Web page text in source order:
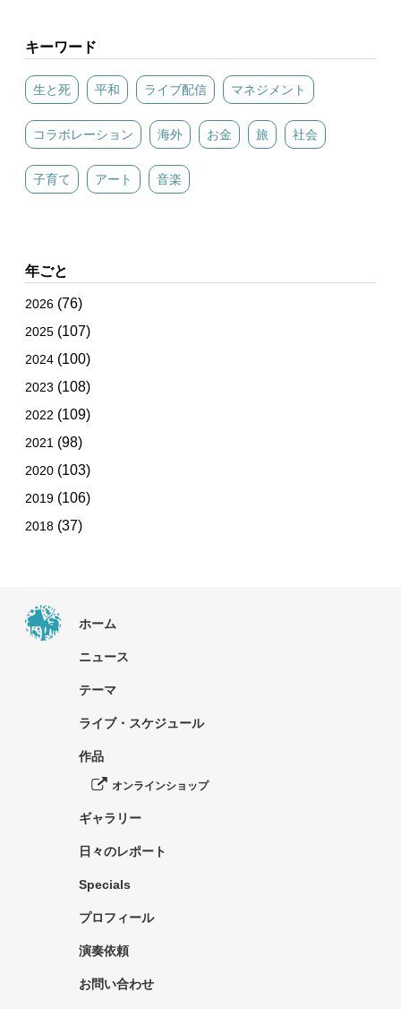
キーワード
生と死 平和 ライブ配信 マネジメント
コラボレーション 海外 お金 旅 社会
子育て アート 音楽
年ごと
2026 (76)
2025 (107)
2024 (100)
2023 (108)
2022 (109)
2021 (98)
2020 (103)
2019 (106)
2018 (37)
ホーム
ニュース
テーマ
ライブ・スケジュール
作品
オンラインショップ
ギャラリー
日々のレポート
Specials
プロフィール
演奏依頼
お問い合わせ